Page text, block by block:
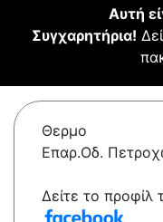
Αυτή
Συγχαρητήρια!
Θερμο
Επαρ.Οδ.
Δείτε το προφίλ